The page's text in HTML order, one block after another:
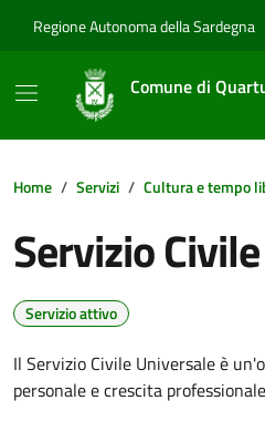
Regione Autonoma della Sardegna
Comune di
Home Servizi Cultura e tempo
Servizio
Servizio attivo
Il Servizio Civile Universale è
personale e crescita professionale